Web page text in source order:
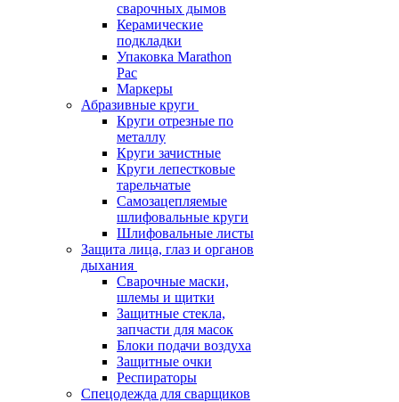
сварочных дымов
Керамические
подкладки
Упаковка Marathon
Pac
Маркеры
Абразивные круги
Круги отрезные по
металлу
Круги зачистные
Круги лепестковые
тарельчатые
Самозацепляемые
шлифовальные круги
Шлифовальные листы
Защита лица, глаз и органов
дыхания
Сварочные маски,
шлемы и щитки
Защитные стекла,
запчасти для масок
Блоки подачи воздуха
Защитные очки
Респираторы
Спецодежда для сварщиков